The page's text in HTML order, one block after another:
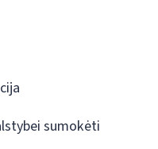
sumokėti